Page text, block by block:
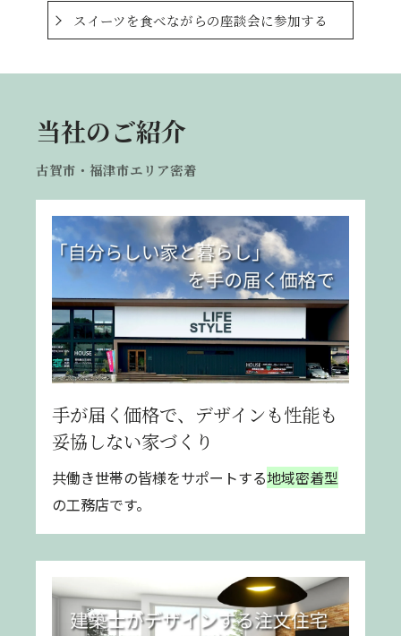
スイーツを食べながらの座談会に参加する
当社のご紹介
古賀市・福津市エリア密着
手が届く価格で、デザインも性能も
妥協しない家づくり
共働き世帯の皆様をサポートする地域密着型
の工務店です。